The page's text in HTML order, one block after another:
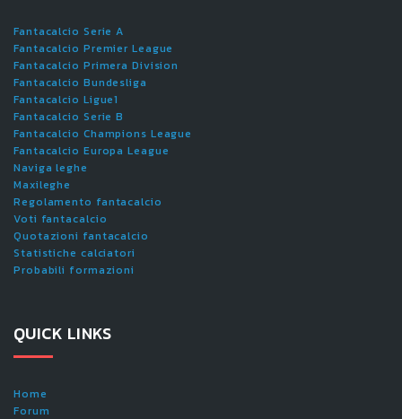
Fantacalcio Serie A
Fantacalcio Premier League
Fantacalcio Primera Division
Fantacalcio Bundesliga
Fantacalcio Ligue1
Fantacalcio Serie B
Fantacalcio Champions League
Fantacalcio Europa League
Naviga leghe
Maxileghe
Regolamento fantacalcio
Voti fantacalcio
Quotazioni fantacalcio
Statistiche calciatori
Probabili formazioni
QUICK LINKS
Home
Forum